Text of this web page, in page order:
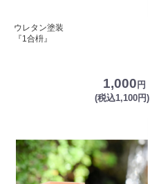
ウレタン塗装
『1合枡』
1,000 円
(税込1,100円)